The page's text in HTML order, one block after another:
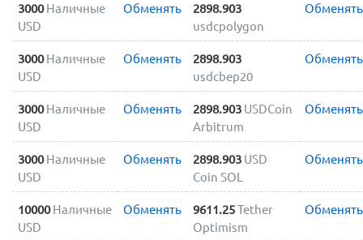
3000 Наличные
USD
Обменять
2898.903
usdcpolygon
Обменять
3000 Наличные
USD
Обменять
2898.903
usdcbep20
Обменять
3000 Наличные
USD
Обменять 2898.903 USDCoin
Arbitrum
Обменять
3000 Наличные
USD
Обменять 2898.903 USD
Coin SOL
Обменять
10000 Наличные
USD
Обменять 9611.25Tether
Optimism
Обменять